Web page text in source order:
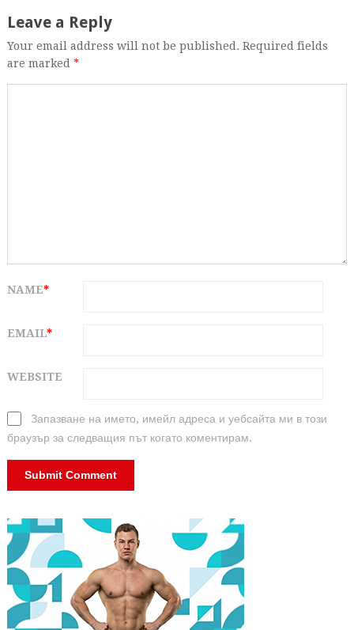
Leave a Reply
Your email address will not be published. Required fields
are marked *
NAME*
EMAIL*
WEBSITE
Запазване на името, имейл адреса и уебсайта ми в този
браузър за следващия път когато коментирам.